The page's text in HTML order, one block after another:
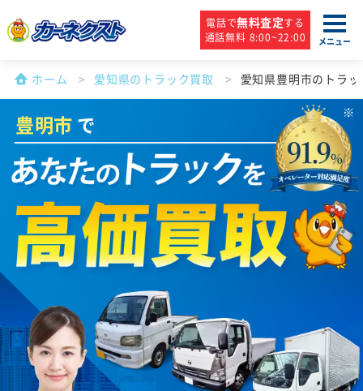
電話で無料査定する
通話無料 8:00~22:00
メニュー
ホーム 愛知県のトラック買取 愛知県豊明市のトラ
豊明市 で